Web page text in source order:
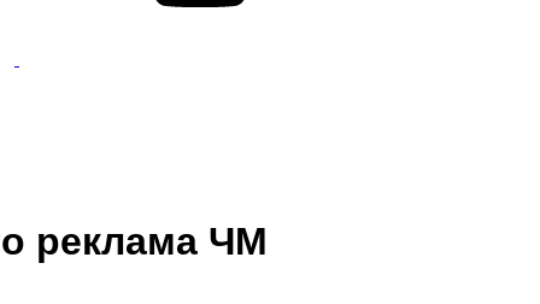
реклама ЧМ